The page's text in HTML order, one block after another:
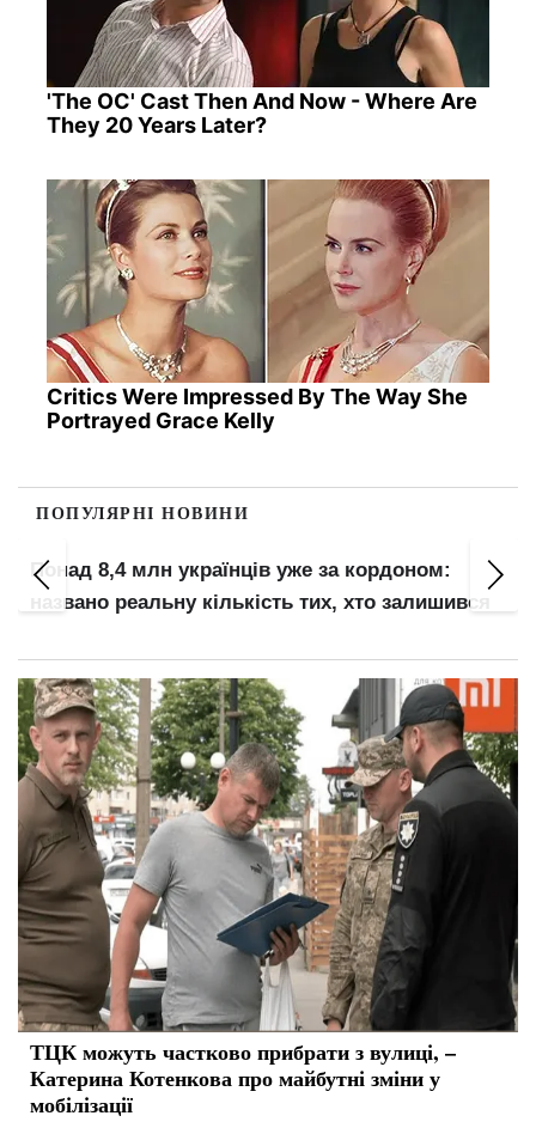
'The OC' Cast Then And Now - Where Are
They 20 Years Later?
Critics Were Impressed By The Way She
Portrayed Grace Kelly
ПОПУЛЯРНІ НОВИНИ
Понад 8,4 млн українців уже за кордоном:
названо реальну кількість тих, хто залишився
ТЦК можуть частково прибрати з вулиці, –
Катерина Котенкова про майбутні зміни у
мобілізації